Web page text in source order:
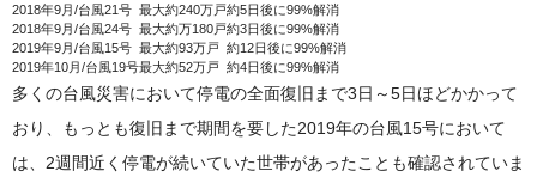
2018年9月/台風21号 最大約240万戸約5日後に99%解消
2018年9月/台風24号 最大約万180戸約3日後に99%解消
2019年9月/台風15号 最大約93万戸 約12日後に99%解消
2019年10月/台風19号最大約52万戸 約4日後に99%解消
多くの台風災害において停電の全面復旧まで3日～5日ほどかかって
おり、もっとも復旧まで期間を要した2019年の台風15号において
は、2週間近く停電が続いていた世帯があったことも確認されていま